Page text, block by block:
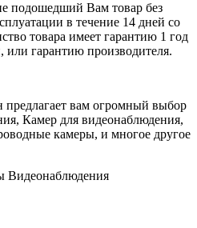
подошедший Вам товар без
в течение 14 дней со
товара имеет гарантию 1 год
или гарантию производителя.
предлагает вам огромный выбор
Камер для видеонаблюдения,
камеры, и многое другое
Видеонаблюдения